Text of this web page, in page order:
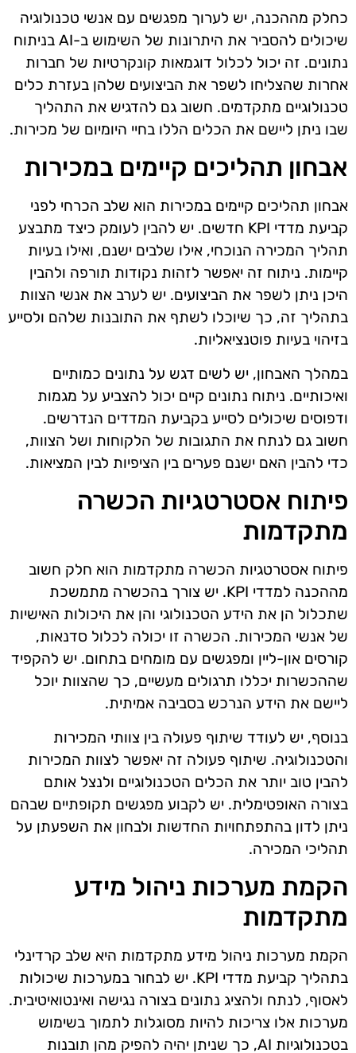
כחלק מההכנה, יש לערוך מפגשים עם אנשי טכנולוגיה
שיכולים להסביר את היתרונות של השימוש ב-AI בניתוח
נתונים. זה יכול לכלול דוגמאות קונקרטיות של חברות
אחרות שהצליחו לשפר את הביצועים שלהן בעזרת כלים
טכנולוגיים מתקדמים. חשוב גם להדגיש את התהליך
שבו ניתן ליישם את הכלים הללו בחיי היומיום של מכירות.
אבחון תהליכים קיימים במכירות
אבחון תהליכים קיימים במכירות הוא שלב הכרחי לפני
קביעת מדדי KPI חדשים. יש להבין לעומק כיצד מתבצע
תהליך המכירה הנוכחי, אילו שלבים ישנם, ואילו בעיות
קיימות. ניתוח זה יאפשר לזהות נקודות תורפה ולהבין
היכן ניתן לשפר את הביצועים. יש לערב את אנשי הצוות
בתהליך זה, כך שיוכלו לשתף את התובנות שלהם ולסייע
בזיהוי בעיות פוטנציאליות.
במהלך האבחון, יש לשים דגש על נתונים כמותיים
ואיכותיים. ניתוח נתונים קיים יכול להצביע על מגמות
ודפוסים שיכולים לסייע בקביעת המדדים הנדרשים.
חשוב גם לנתח את התגובות של הלקוחות ושל הצוות,
כדי להבין האם ישנם פערים בין הציפיות לבין המציאות.
פיתוח אסטרטגיות הכשרה
מתקדמות
פיתוח אסטרטגיות הכשרה מתקדמות הוא חלק חשוב
מההכנה למדדי KPI. יש צורך בהכשרה מתמשכת
שתכלול הן את הידע הטכנולוגי והן את היכולות האישיות
של אנשי המכירות. הכשרה זו יכולה לכלול סדנאות,
קורסים און-ליין ומפגשים עם מומחים בתחום. יש להקפיד
שההכשרות יכללו תרגולים מעשיים, כך שהצוות יוכל
ליישם את הידע הנרכש בסביבה אמיתית.
בנוסף, יש לעודד שיתוף פעולה בין צוותי המכירות
והטכנולוגיה. שיתוף פעולה זה יאפשר לצוות המכירות
להבין טוב יותר את הכלים הטכנולוגיים ולנצל אותם
בצורה האופטימלית. יש לקבוע מפגשים תקופתיים שבהם
ניתן לדון בהתפתחויות החדשות ולבחון את השפעתן על
תהליכי המכירה.
הקמת מערכות ניהול מידע
מתקדמות
הקמת מערכות ניהול מידע מתקדמות היא שלב קרדינלי
בתהליך קביעת מדדי KPI. יש לבחור במערכות שיכולות
לאסוף, לנתח ולהציג נתונים בצורה נגישה ואינטואיטיבית.
מערכות אלו צריכות להיות מסוגלות לתמוך בשימוש
בטכנולוגיות AI, כך שניתן יהיה להפיק מהן תובנות